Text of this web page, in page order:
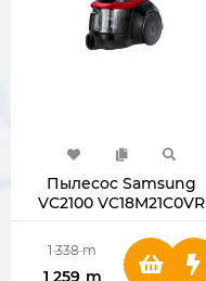
Пылесос Samsung
VC2100 VC18M21C0VR
1 338 m
1 259 m